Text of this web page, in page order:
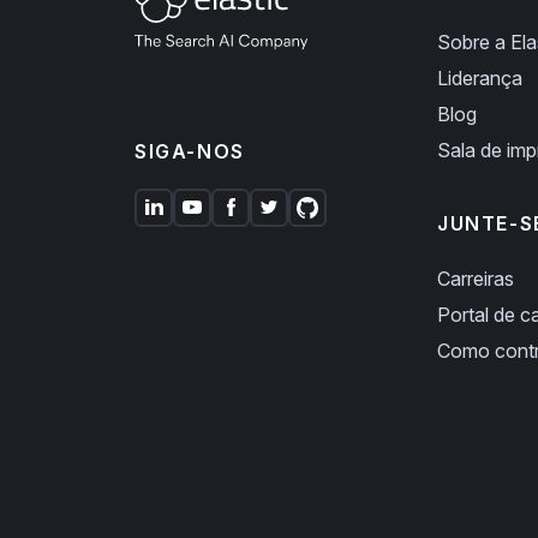
SIGA-NOS
Sobre a
Liderança
Blog
Sala de
JUNTE-
Carreiras
Portal de
Como